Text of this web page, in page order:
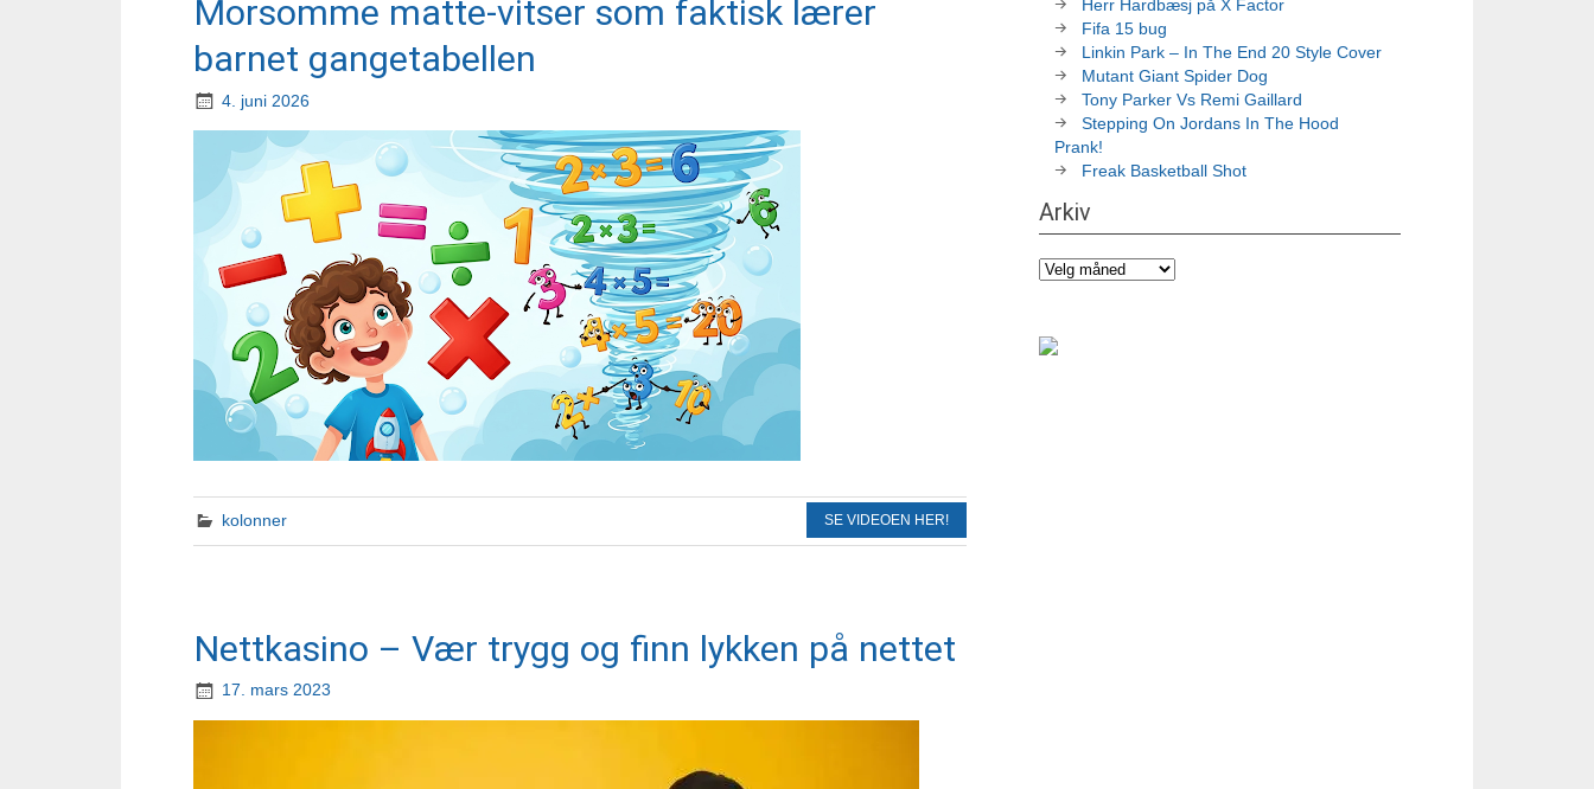
Morsomme matte-vitser som faktisk lærer
barnet gangetabellen
4. juni 2026
kolonner SE VIDEOEN HER!
Nettkasino – Vær trygg og finn lykken på nettet
17. mars 2023
Herr Hardbæsj på X Factor
Fifa 15 bug
Linkin Park – In The End 20 Style Cover
Mutant Giant Spider Dog
Tony Parker Vs Remi Gaillard
Stepping On Jordans In The Hood
Prank!
Freak Basketball Shot
Arkiv
Arkiv